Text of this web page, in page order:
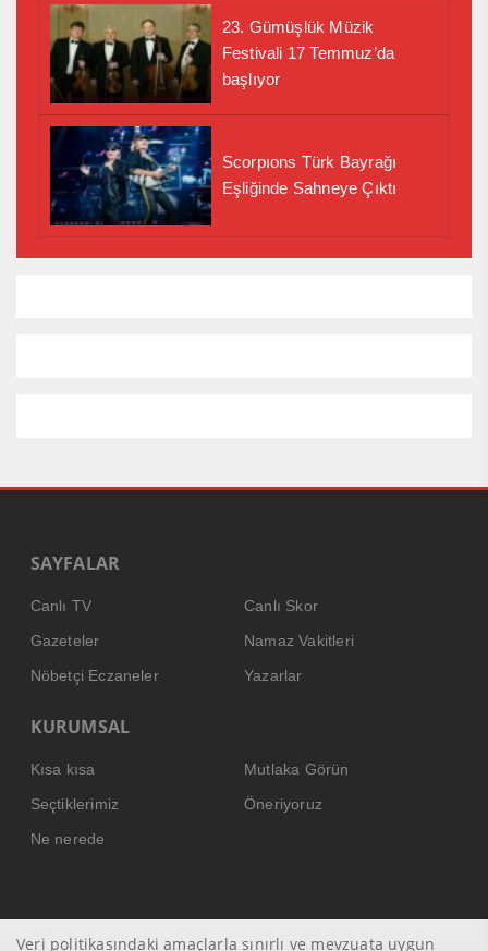
23. Gümüşlük Müzik
Festivali 17 Temmuz’da
başlıyor
Scorpıons Türk Bayrağı
Eşliğinde Sahneye Çıktı
SAYFALAR
Canlı TV
Canlı Skor
Gazeteler
Namaz Vakitleri
Nöbetçi Eczaneler
Yazarlar
KURUMSAL
Kısa kısa
Mutlaka Görün
Seçtiklerimiz
Öneriyoruz
Ne nerede
Veri politikasındaki amaçlarla sınırlı ve mevzuata uygun